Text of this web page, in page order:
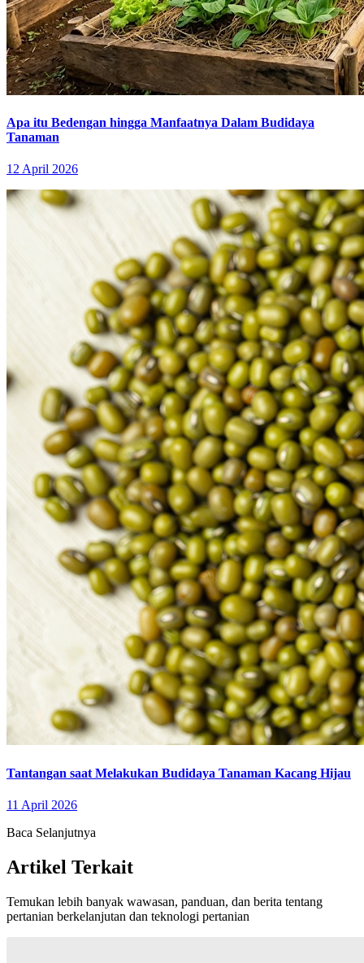
Apa itu Bedengan hingga Manfaatnya Dalam Budidaya
Tanaman
12 April 2026
Tantangan saat Melakukan Budidaya Tanaman Kacang Hijau
11 April 2026
Baca Selanjutnya
Artikel Terkait
Temukan lebih banyak wawasan, panduan, dan berita tentang
pertanian berkelanjutan dan teknologi pertanian